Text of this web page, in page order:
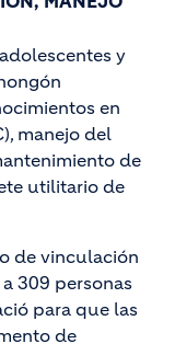
y
en
manejo del
de
utilitario de
de vinculación
309 personas
para que las
de